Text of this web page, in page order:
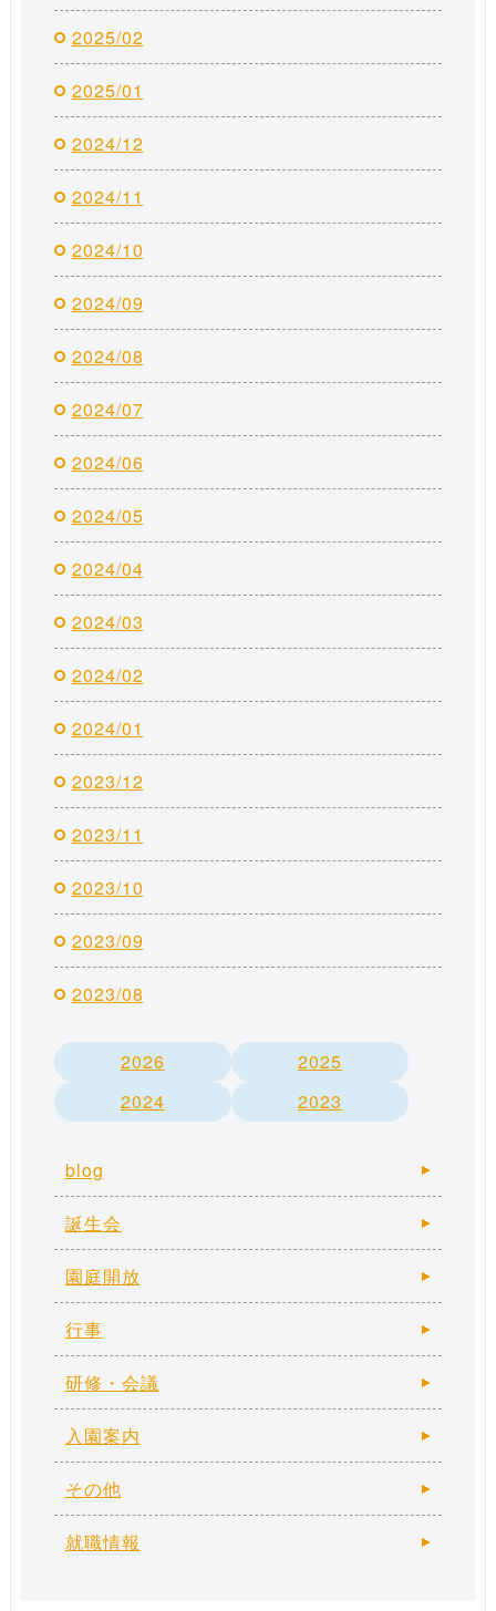
2025/02
2025/01
2024/12
2024/11
2024/10
2024/09
2024/08
2024/07
2024/06
2024/05
2024/04
2024/03
2024/02
2024/01
2023/12
2023/11
2023/10
2023/09
2023/08
2026
2025
2024
2023
blog
誕生会
園庭開放
行事
研修・会議
入園案内
その他
就職情報